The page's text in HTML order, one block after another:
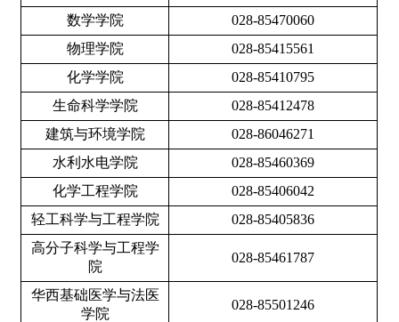
数学学院
028-85470060
物理学院
028-85415561
化学学院
028-85410795
生命科学学院
028-85412478
建筑与环境学院
028-86046271
水利水电学院
028-85460369
化学工程学院
028-85406042
轻工科学与工程学院
028-85405836
高分子科学与工程学
院
028-85461787
华西基础医学与法医
学院
028-85501246